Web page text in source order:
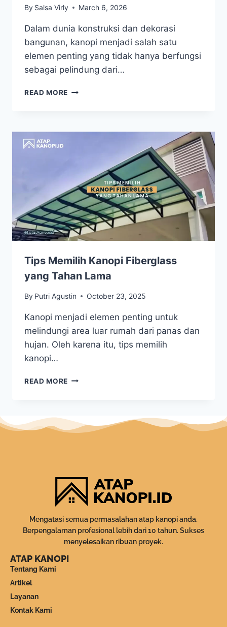
By Salsa Virly March 6, 2026
Dalam dunia konstruksi dan dekorasi
bangunan, kanopi menjadi salah satu
elemen penting yang tidak hanya berfungsi
sebagai pelindung dari…
READ MORE
Tips Memilih Kanopi Fiberglass
yang Tahan Lama
By Putri Agustin October 23, 2025
Kanopi menjadi elemen penting untuk
melindungi area luar rumah dari panas dan
hujan. Oleh karena itu, tips memilih
kanopi…
READ MORE
Mengatasi semua permasalahan atap kanopi anda.
Berpengalaman profesional lebih dari 10 tahun. Sukses
menyelesaikan ribuan proyek.
ATAP KANOPI
Tentang Kami
Artikel
Layanan
Kontak Kami